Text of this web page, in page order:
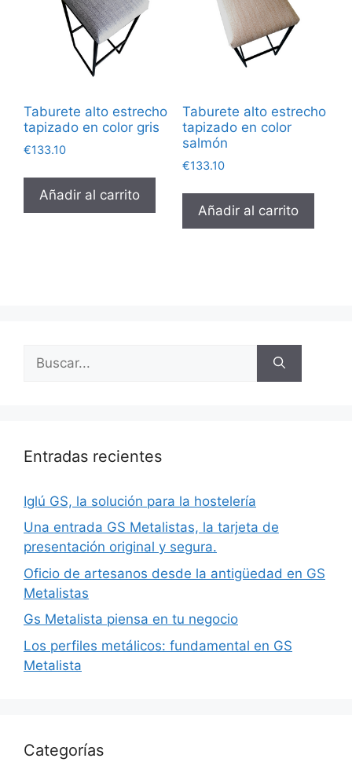
Taburete alto estrecho
tapizado en color gris
€133.10
Añadir al carrito
Taburete alto estrecho
tapizado en color
salmón
€133.10
Añadir al carrito
Entradas recientes
Iglú GS, la solución para la hostelería
Una entrada GS Metalistas, la tarjeta de
presentación original y segura.
Oficio de artesanos desde la antigüedad en GS
Metalistas
Gs Metalista piensa en tu negocio
Los perfiles metálicos: fundamental en GS
Metalista
Categorías